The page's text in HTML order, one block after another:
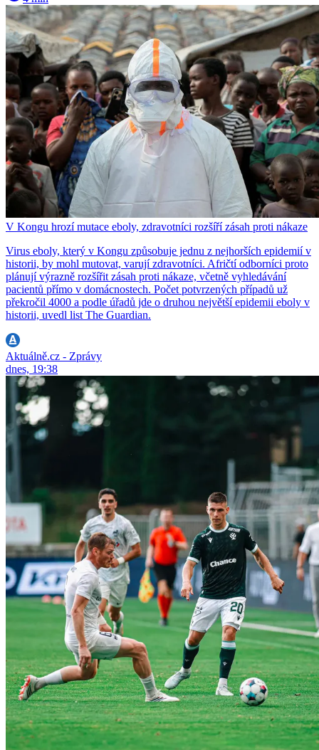
V Kongu hrozí mutace eboly, zdravotníci rozšíří zásah proti nákaze
Virus eboly, který v Kongu způsobuje jednu z nejhorších epidemií v
historii, by mohl mutovat, varují zdravotníci. Afričtí odborníci proto
plánují výrazně rozšířit zásah proti nákaze, včetně vyhledávání
pacientů přímo v domácnostech. Počet potvrzených případů už
překročil 4000 a podle úřadů jde o druhou největší epidemii eboly v
historii, uvedl list The Guardian.
Aktuálně.cz - Zprávy
dnes, 19:38